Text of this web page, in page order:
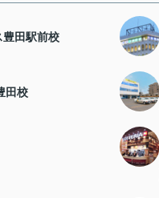
豊田駅前校
田校